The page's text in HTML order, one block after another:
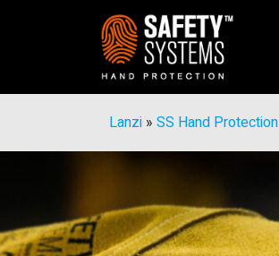
Lanzi » SS Hand Protection